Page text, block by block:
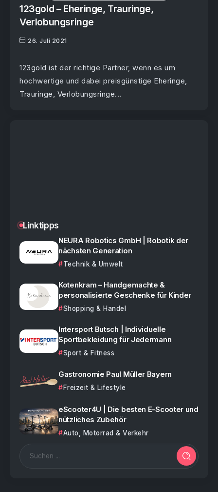
123gold – Eheringe, Trauringe,
Verlobungsringe
26. Juli 2021
123gold ist der richtige Partner, wenn es um
hochwertige und dabei preisgünstige Eheringe,
Trauringe, Verlobungsringe...
Linktipps
NEURA Robotics GmbH | Robotik der
nächsten Generation
Technik & Umwelt
Kotenkram – Handgemachte &
personalisierte Geschenke für Kinder
Shopping & Handel
Intersport Butsch | Individuelle
Sportbekleidung für Jedermann
Sport & Fitness
Gastronomie Paul Müller Bayern
Freizeit & Lifestyle
eScooter4U | Die besten E-Scooter und
nützliches Zubehör
Auto, Motorrad & Verkehr